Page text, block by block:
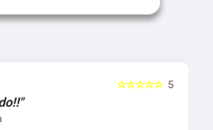
5
☆☆☆☆☆